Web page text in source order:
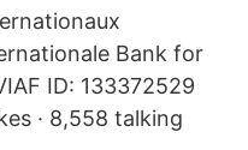
Bank for
ID: 133372529
· 8,558 talking